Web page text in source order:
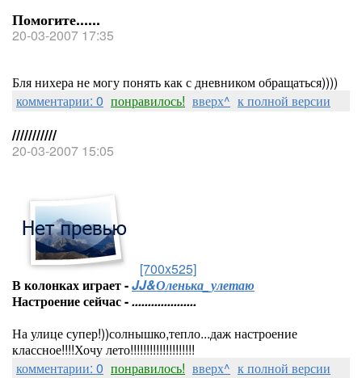
Помогите......
20-03-2007 17:35
Бля нихера не могу понять как с дневником обращаться))))
комментарии: 0 понравилось! вверх^ к полной версии
///////////
20-03-2007 15:05
[700x525]
В колонках играет -JJ&Оленька_улетаю
Настроение сейчас -....................
На улице супер!))солнышко,тепло...даж настроение
классное!!!!Хочу лето!!!!!!!!!!!!!!!!!!!!
комментарии: 0 понравилось! вверх^ к полной версии